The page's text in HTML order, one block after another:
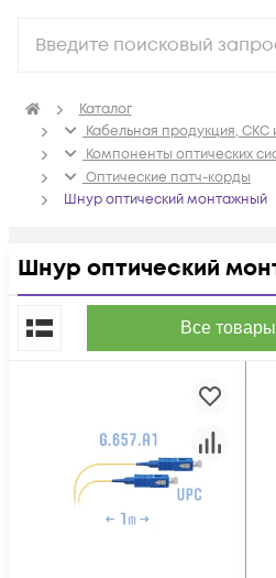
Каталог
Кабельная продукция,
Компоненты оптических
Оптические патч-корды
Шнур оптический монтажный
Шнур оптический
Все товары
По популярности